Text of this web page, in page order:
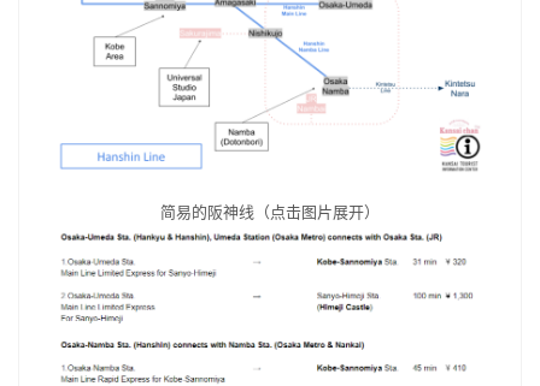
简易的阪神线（点击图片展开）